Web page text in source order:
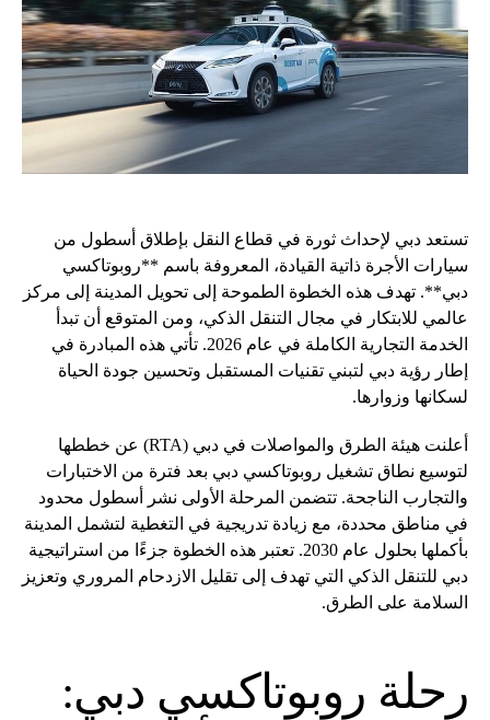
تستعد دبي لإحداث ثورة في قطاع النقل بإطلاق أسطول من
سيارات الأجرة ذاتية القيادة، المعروفة باسم **روبوتاكسي
دبي**. تهدف هذه الخطوة الطموحة إلى تحويل المدينة إلى مركز
عالمي للابتكار في مجال التنقل الذكي، ومن المتوقع أن تبدأ
الخدمة التجارية الكاملة في عام 2026. تأتي هذه المبادرة في
إطار رؤية دبي لتبني تقنيات المستقبل وتحسين جودة الحياة
لسكانها وزوارها.
أعلنت هيئة الطرق والمواصلات في دبي (RTA) عن خططها
لتوسيع نطاق تشغيل روبوتاكسي دبي بعد فترة من الاختبارات
والتجارب الناجحة. تتضمن المرحلة الأولى نشر أسطول محدود
في مناطق محددة، مع زيادة تدريجية في التغطية لتشمل المدينة
بأكملها بحلول عام 2030. تعتبر هذه الخطوة جزءًا من استراتيجية
دبي للتنقل الذكي التي تهدف إلى تقليل الازدحام المروري وتعزيز
السلامة على الطرق.
رحلة روبوتاكسي دبي: